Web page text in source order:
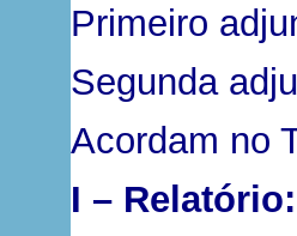
Primeiro
Segunda
Acordam no
I – Relatório: